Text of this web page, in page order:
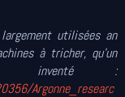
utilisées an
à tricher, qu’un
inventé :
Argonne_researc